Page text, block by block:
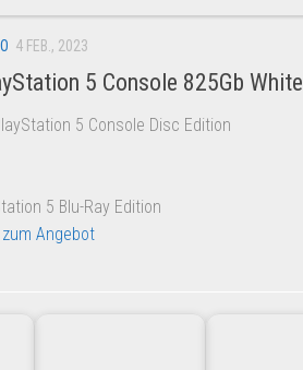
4 FEB., 2023
5 Console 825Gb White
5 Console Disc Edition
5 Blu-Ray Edition
Angebot